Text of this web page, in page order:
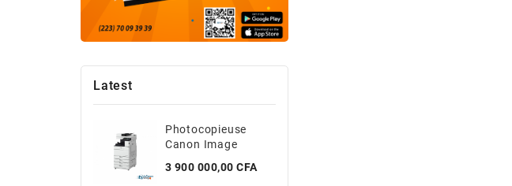
Latest
Photocopieuse
Canon Image
Prix
3 900 000,00 CFA